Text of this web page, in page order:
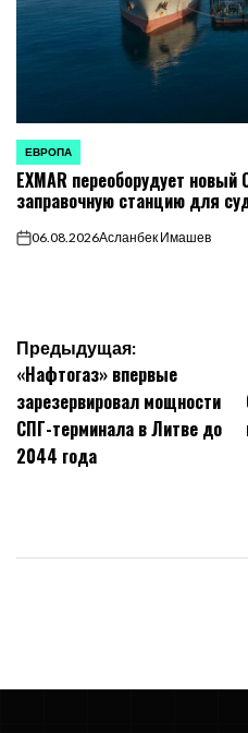
ОПУБЛИКОВАНО
В
ЕВРОПА
EXMAR переоборудует
заправочную станцию для
on06.08.2026Асланбек Имашев
Навигация
по
записям
Предыдущая:
«Нафтогаз» впервые
зарезервировал мощности
СПГ-терминала в Литве до
2044 года